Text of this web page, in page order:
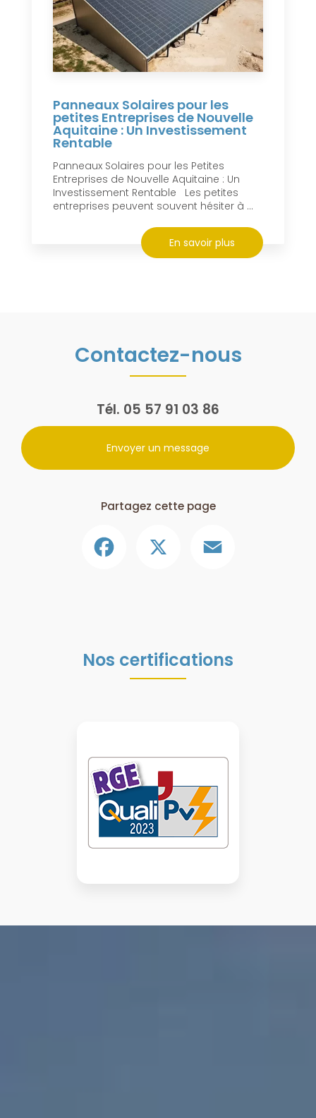
Panneaux Solaires pour les
petites Entreprises de Nouvelle
Aquitaine : Un Investissement
Rentable
Panneaux Solaires pour les Petites
Entreprises de Nouvelle Aquitaine : Un
Investissement Rentable Les petites
entreprises peuvent souvent hésiter à ...
En savoir plus
Contactez-nous
Tél. 05 57 91 03 86
Envoyer un message
Partagez cette page
Nos certifications